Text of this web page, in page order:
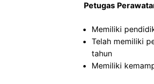
Petugas
Memiliki
Telah memiliki
tahun
Memiliki